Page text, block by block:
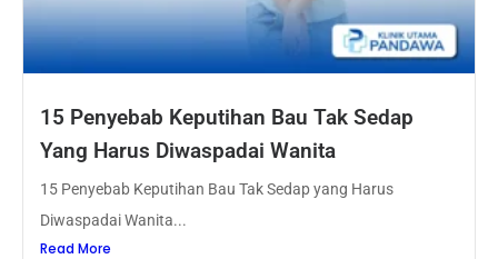
15 Penyebab Keputihan Bau Tak Sedap
Yang Harus Diwaspadai Wanita
15 Penyebab Keputihan Bau Tak Sedap yang Harus
Diwaspadai Wanita...
Read More